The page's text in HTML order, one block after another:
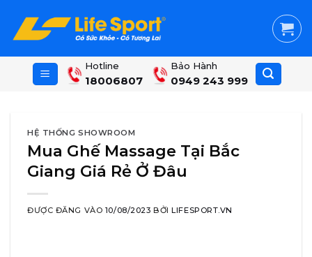
content
Hotline
18006807
Bảo Hành
0949 243 999
HỆ THỐNG SHOWROOM
Mua Ghế Massage Tại Bắc
Giang Giá Rẻ Ở Đâu
ĐƯỢC ĐĂNG VÀO 10/08/2023 BỞILIFESPORT.VN